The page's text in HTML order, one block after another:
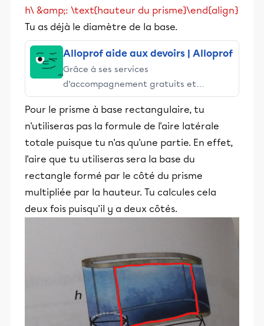
h\ &amp;: \text{hauteur du prisme}\end{align}
Tu as déjà le diamètre de la base.
Alloprof aide aux devoirs | Alloprof
Grâce à ses services
d’accompagnement gratuits et
stimulants, Alloprof engage les élèves
et leurs parents dans la réussite
éducative.
Pour le prisme à base rectangulaire, tu
n'utiliseras pas la formule de l'aire latérale
totale puisque tu n'as qu'une partie. En effet,
l'aire que tu utiliseras sera la base du
rectangle formé par le côté du prisme
multipliée par la hauteur. Tu calcules cela
deux fois puisqu'il y a deux côtés.